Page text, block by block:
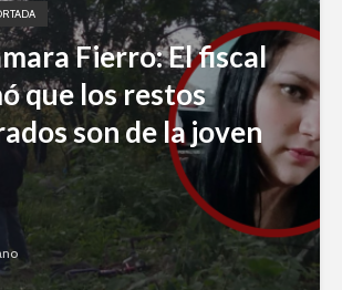
Fierro: El fiscal
que los restos
son de la joven